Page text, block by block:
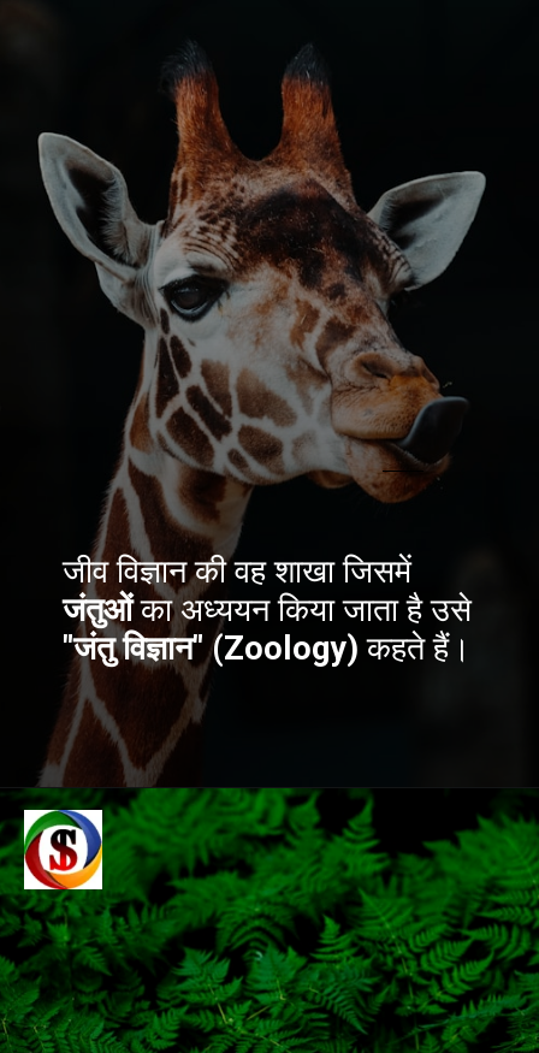
जीव विज्ञान की वह शाखा जिसमें
जंतुओंका अध्ययन किया जाता है उसे
"जंतु विज्ञान" (Zoology) कहते हैं।